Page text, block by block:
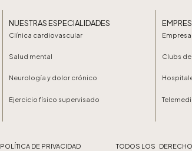
NUESTRAS ESPECIALIDADES
Clínica cardiovascular
Salud mental
Neurología y dolor crónico
Ejercicio físico supervisado
Clubs
POLÍTICA DE PRIVACIDAD TODOS LOS